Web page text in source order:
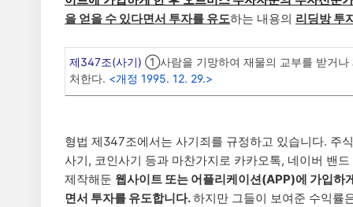
을 얻을 수 있다면서 투자를 유도하는 내용의 리딩방 투
제347조(사기) ①사람을 기망하여 재물의 교부를 받거나
처한다. <개정 1995. 12. 29.>
형법 제347조에서는 사기죄를 규정하고 있습니다. 주
사기, 코인사기 등과 마찬가지로 카카오톡, 네이버 밴
제작해둔 웹사이트 또는 어플리케이션(APP)에 가입하
면서 투자를 유도합니다.하지만 그들이 보여준 수익률